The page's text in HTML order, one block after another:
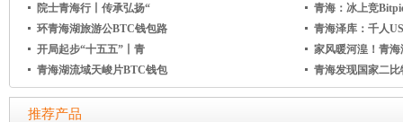
院士青海行丨传承弘扬“
青海：冰上竞
环青海湖旅游公BTC钱包路
青海泽库：千人
开局起步“十五五”丨青
家风暖河湟！青海
青海湖流域天峻片BTC钱包
青海发现国家二比
推荐产品